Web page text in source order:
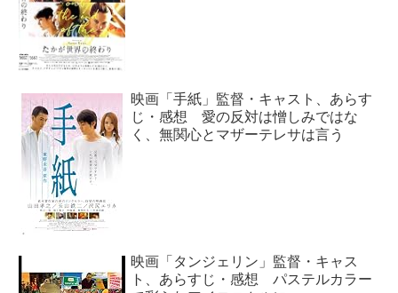
映画「手紙」監督・キャスト、あらす
じ・感想 愛の反対は憎しみではな
く、無関心とマザーテレサは言う
映画「タンジェリン」監督・キャス
ト、あらすじ・感想 パステルカラー